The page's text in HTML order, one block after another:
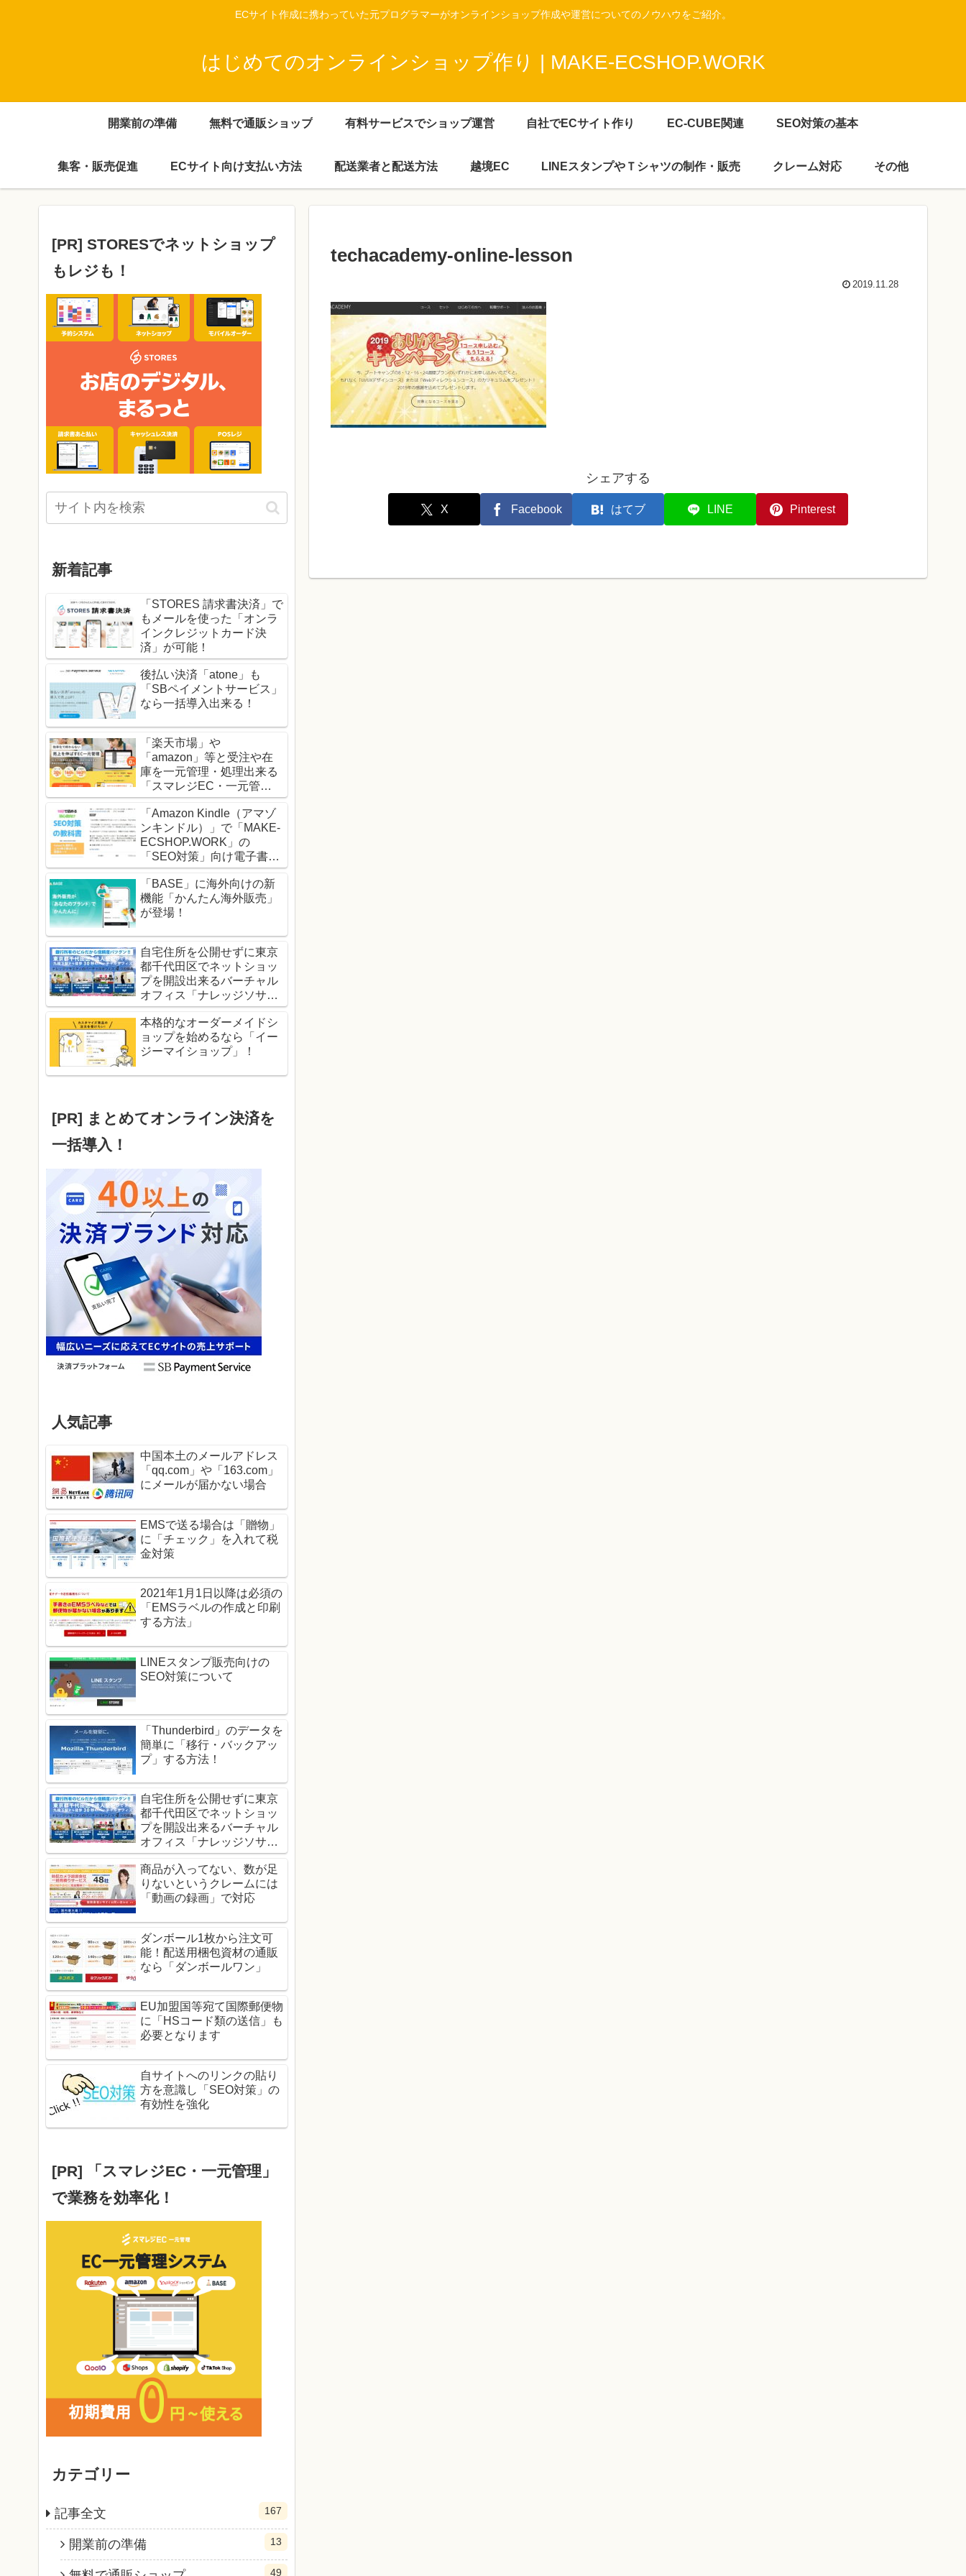
ECサイト作成に携わっていた元プログラマーがオンラインショップ作成や運営についてのノウハウをご紹介。
はじめてのオンラインショップ作り | MAKE-ECSHOP.WORK
開業前の準備 無料で通販ショップ 有料サービスでショップ運営 自社でECサイト作り EC-CUBE関連 SEO対策の基本
集客・販売促進 ECサイト向け支払い方法 配送業者と配送方法 越境EC LINEスタンプやＴシャツの制作・販売 クレーム対応 その他
techacademy-online-lesson
2019.11.28
シェアする
X Facebook はてブ LINE Pinterest
[PR] STORESでネットショップ
もレジも！
新着記事
「STORES 請求書決済」で
もメールを使った「オンラ
インクレジットカード決
済」が可能！
後払い決済「atone」も
「SBペイメントサービス」
なら一括導入出来る！
「楽天市場」や
「amazon」等と受注や在
庫を一元管理・処理出来る
「スマレジEC・一元管
理」！
「Amazon Kindle（アマゾ
ンキンドル）」で「MAKE-
ECSHOP.WORK」の
「SEO対策」向け電子書籍
の販売を開始！
「BASE」に海外向けの新
機能「かんたん海外販売」
が登場！
自宅住所を公開せずに東京
都千代田区でネットショッ
プを開設出来るバーチャル
オフィス「ナレッジソサエ
ティ」！
本格的なオーダーメイドシ
ョップを始めるなら「イー
ジーマイショップ」！
[PR] まとめてオンライン決済を
一括導入！
人気記事
中国本土のメールアドレス
「qq.com」や「163.com」
にメールが届かない場合
EMSで送る場合は「贈物」
に「チェック」を入れて税
金対策
2021年1月1日以降は必須の
「EMSラベルの作成と印刷
する方法」
LINEスタンプ販売向けの
SEO対策について
「Thunderbird」のデータを
簡単に「移行・バックアッ
プ」する方法！
自宅住所を公開せずに東京
都千代田区でネットショッ
プを開設出来るバーチャル
オフィス「ナレッジソサエ
ティ」！
商品が入ってない、数が足
りないというクレームには
「動画の録画」で対応
ダンボール1枚から注文可
能！配送用梱包資材の通販
なら「ダンボールワン」
EU加盟国等宛て国際郵便物
に「HSコード類の送信」も
必要となります
自サイトへのリンクの貼り
方を意識し「SEO対策」の
有効性を強化
[PR] 「スマレジEC・一元管理」
で業務を効率化！
カテゴリー
記事全文 167
開業前の準備 13
49